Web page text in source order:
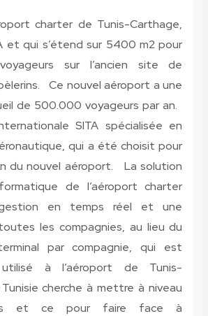
charter de Tunis-Carthage,
et qui s’étend sur 5400 m2 pour
sur l’ancien site de
Ce nouvel aéroport a une
de 500.000 voyageurs par an.
SITA spécialisée en
qui a été choisit pour
du nouvel aéroport. La solution
de l’aéroport charter
en temps réel et une
les compagnies, au lieu du
par compagnie, qui est
utilisé à l’aéroport de Tunis-
cherche à mettre à niveau
et ce pour faire face à